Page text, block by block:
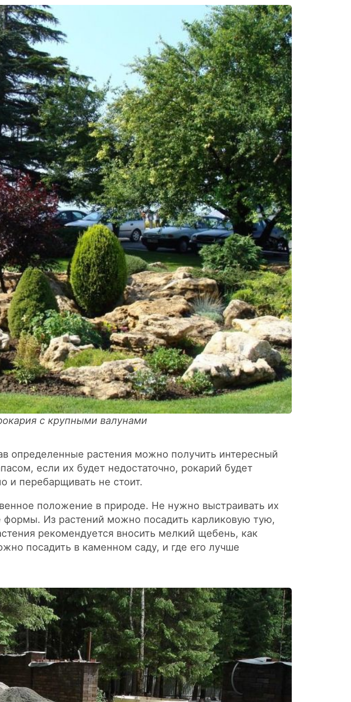
с крупными валунами
определенные растения можно получить интересный
если их будет недостаточно, рокарий будет
перебарщивать не стоит.
положение в природе. Не нужно выстраивать их
Из растений можно посадить карликовую тую,
рекомендуется вносить мелкий щебень, как
посадить в каменном саду, и где его лучше